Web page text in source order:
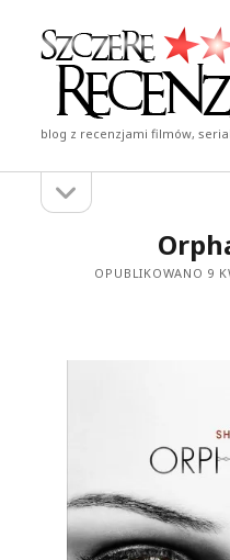
Szczere
Recenzje
blog z recenzjami filmów,
Pasekpasek
OPUBLIKOWANO 9